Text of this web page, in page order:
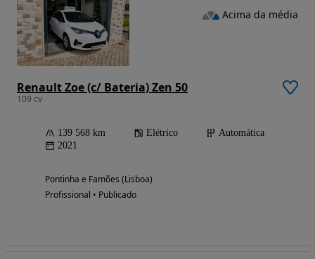
Renault Zoe (c/ Bateria) Zen 50
109 cv
139 568 km Elétrico
Automática
2021
Pontinha e Famões (Lisboa)
Profissional • Publicado
Acima da média